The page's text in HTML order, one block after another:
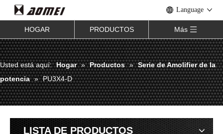
Language
HOGAR PRODUCTOS Más
Usted está aquí: Hogar » Productos » Serie de Amolifier de la
potencia » PU3X4-D
LISTA DE PRODUCTOS